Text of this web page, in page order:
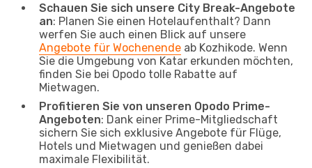
Schauen Sie sich unsere City Break-Angebote
an: Planen Sie einen Hotelaufenthalt? Dann
werfen Sie auch einen Blick auf unsere
Angebote für Wochenende ab Kozhikode. Wenn
Sie die Umgebung von Katar erkunden möchten,
finden Sie bei Opodo tolle Rabatte auf
Mietwagen.
Profitieren Sie von unseren Opodo Prime-
Angeboten: Dank einer Prime-Mitgliedschaft
sichern Sie sich exklusive Angebote für Flüge,
Hotels und Mietwagen und genießen dabei
maximale Flexibilität.